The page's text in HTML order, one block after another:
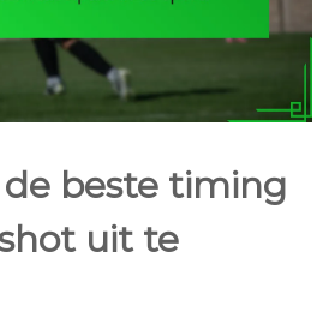
beste timing
uit te